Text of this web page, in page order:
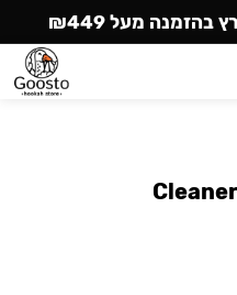
בהזמנה מעל ₪449